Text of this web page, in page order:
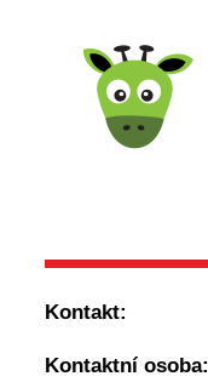
Kontakt:
Kontaktní osoba: